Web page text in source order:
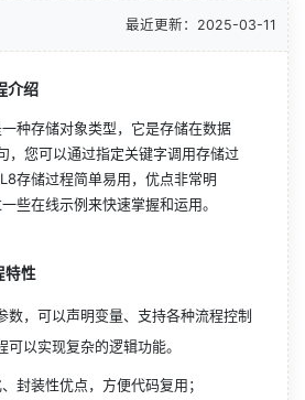
最近更新： 2025-03-11
介绍
种存储对象类型，它是存储在数据
，您可以通过指定关键字调用存储过
存储过程简单易用，优点非常明
些在线示例来快速掌握和运用。
特性
数，可以声明变量、支持各种流程控制
以实现复杂的逻辑功能。
封装性优点，方便代码复用；